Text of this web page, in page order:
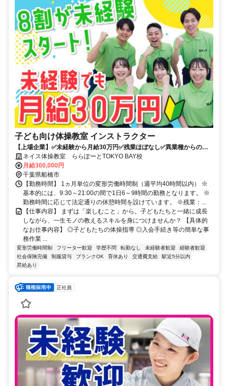
子ども向け体操教室 インストラクター
【上場企業】✅未経験から月給30万円✅残業ほぼなし✅異業種からの転
職多数✅子供の未来をつくる仕事
ネイス体操教室 ららぽーとTOKYO BAY校
月給300,000円
千葉県船橋市
【勤務時間】 1ヵ月単位の変形労働時間制（週平均40時間以内） ※
基本的には、9:30～21:00の間で1日6～9時間の勤務となります。 ※
勤務時間に応じて法定通りの休憩時間を設けています。 ※残業：...
【仕事内容】 まずは「楽しむこと」から。子どもたちと一緒に成長
しながら、一生モノの教えるスキルを身につけませんか？ 【具体的
なお仕事内容】 ◎子どもたちの体操指導 ◎入会手続き等の簡単な事
務作業 ...
変形労働時間制 フリーター歓迎 学歴不問 転勤なし 未経験者歓迎
経験者歓迎
社会保険完備
制服貸与 ブランクOK 育休あり 交通費支給
駅近5分以内
昇給あり
正社員